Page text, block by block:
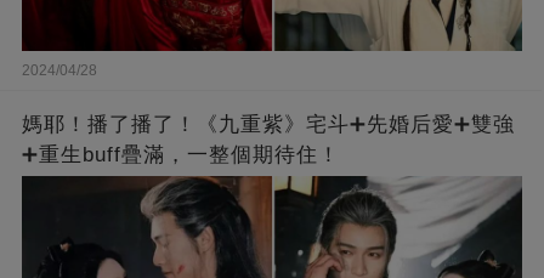
2024/04/28
媽耶！播了播了！《九重紫》宅斗➕先婚后愛➕雙強
➕重生buff疊滿，一整個期待住！